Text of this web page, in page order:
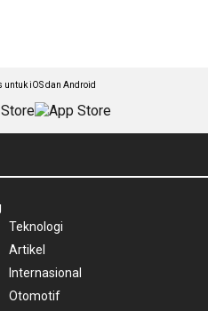
untuk iOS dan Android
Teknologi
Artikel
Internasional
Otomotif